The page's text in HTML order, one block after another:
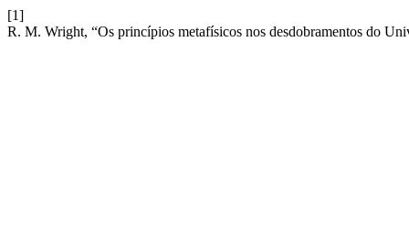
[1]
R. M. Wright, “Os princípios metafísicos nos desdobramentos do